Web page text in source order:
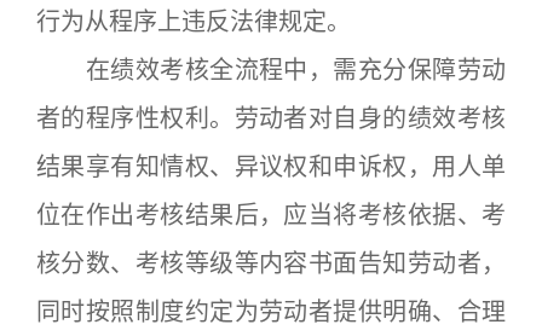
行为从程序上违反法律规定。
在绩效考核全流程中，需充分保障劳动
者的程序性权利。劳动者对自身的绩效考核
结果享有知情权、异议权和申诉权，用人单
位在作出考核结果后，应当将考核依据、考
核分数、考核等级等内容书面告知劳动者，
同时按照制度约定为劳动者提供明确、合理